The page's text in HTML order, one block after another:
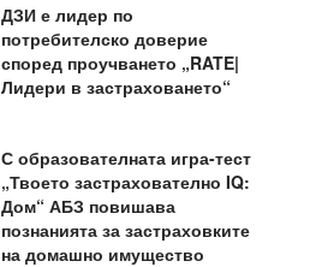
ДЗИ е лидер по
потребителско доверие
според проучването „RATE|
Лидери в застраховането“
С образователната игра-тест
„Твоето застрахователно IQ:
Дом“ АБЗ повишава
познанията за застраховките
на домашно имущество